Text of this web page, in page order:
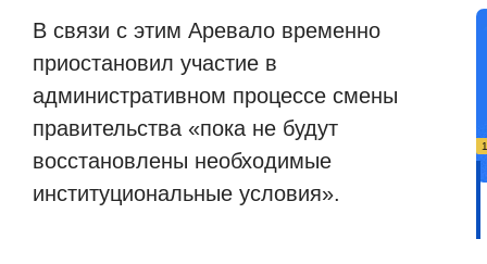
В связи с этим Аревало временно
приостановил участие в
административном процессе смены
правительства «пока не будут
восстановлены необходимые
институциональные условия».